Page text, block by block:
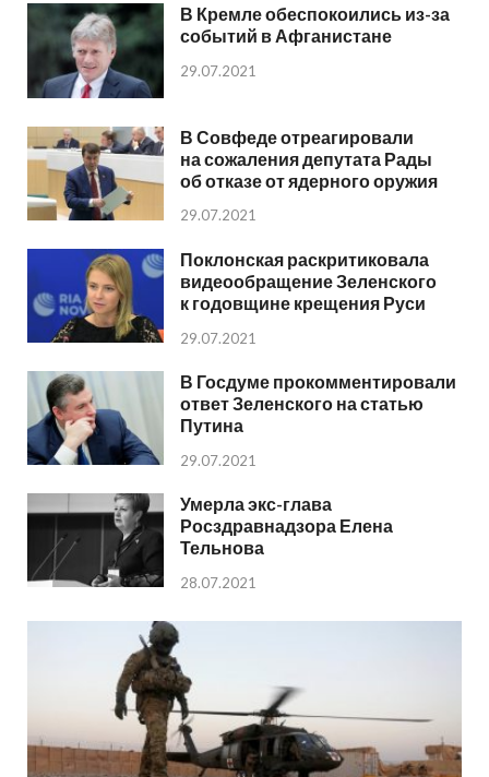
В Кремле обеспокоились из-за
событий в Афганистане
29.07.2021
В Совфеде отреагировали
на сожаления депутата Рады
об отказе от ядерного оружия
29.07.2021
Поклонская раскритиковала
видеообращение Зеленского
к годовщине крещения Руси
29.07.2021
В Госдуме прокомментировали
ответ Зеленского на статью
Путина
29.07.2021
Умерла экс-глава
Росздравнадзора Елена
Тельнова
28.07.2021